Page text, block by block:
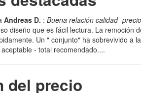
Andreas D. : Buena relación calidad -precio
diseño que es fácil lectura. La remoción
Un " conjunto" ha sobrevivido a
- total recomendado....
del precio